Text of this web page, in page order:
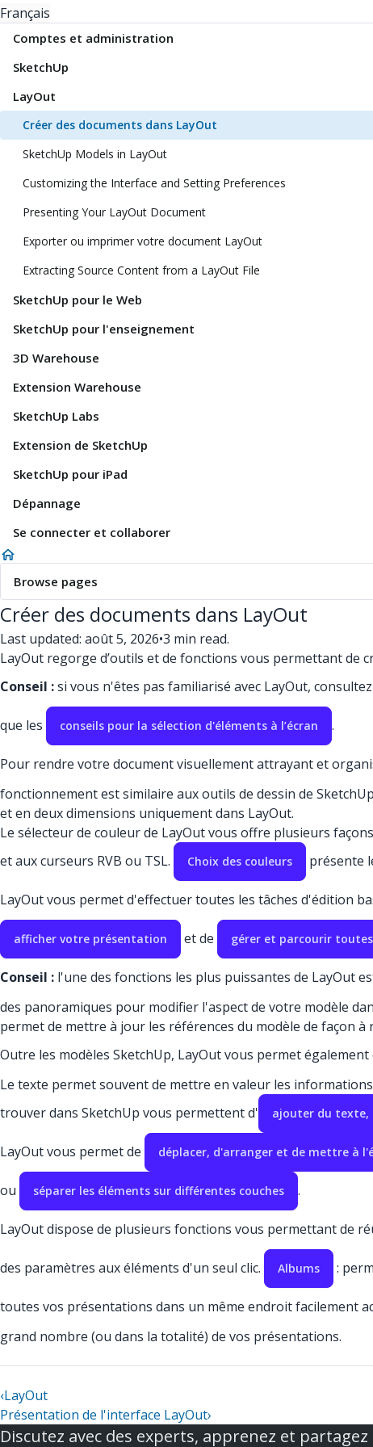
Français
Comptes et administration
SketchUp
LayOut
Créer des documents dans LayOut
SketchUp Models in LayOut
Customizing the Interface and Setting Preferences
Presenting Your LayOut Document
Exporter ou imprimer votre document LayOut
Extracting Source Content from a LayOut File
SketchUp pour le Web
SketchUp pour l'enseignement
3D Warehouse
Extension Warehouse
SketchUp Labs
Extension de SketchUp
SketchUp pour iPad
Dépannage
Se connecter et collaborer
Browse pages
Créer des documents dans LayOut
Last updated: août 5, 2026•3 min read.
LayOut regorge d’outils et de fonctions vous permettant de
Conseil :si vous n'êtes pas familiarisé avec LayOut,
que les conseils pour la sélection d'éléments à l’écran .
Pour rendre votre document visuellement attrayant et
fonctionnement est similaire aux outils de dessin de
et en deux dimensions uniquement dans LayOut.
Le sélecteur de couleur de LayOut vous offre plusieurs
et aux curseurs RVB ou TSL.
Choix des couleurs présente
LayOut vous permet d'effectuer toutes les tâches d'édition
afficher votre présentation et de gérer et parcourir
Conseil : l'une des fonctions les plus puissantes de LayOut
des panoramiques pour modifier l'aspect de votre modèle
permet de mettre à jour les références du modèle de façon
Outre les modèles SketchUp, LayOut vous permet également
Le texte permet souvent de mettre en valeur les
trouver dans SketchUp vous permettent d'
ajouter du texte,
LayOut vous permet de déplacer, d'arranger et de mettre à
ou séparer les éléments sur différentes couches .
LayOut dispose de plusieurs fonctions vous permettant de
des paramètres aux éléments d'un seul clic. Albums :
toutes vos présentations dans un même endroit facilement
grand nombre (ou dans la totalité) de vos présentations.
‹LayOut
Présentation de l'interface LayOut›
Discutez avec des experts, apprenez et partagez